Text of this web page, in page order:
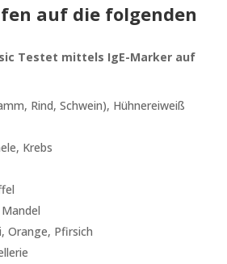
auf die folgenden
Testet mittels IgE-Marker auf
Rind, Schwein), Hühnereiweiß
Krebs
Orange, Pfirsich